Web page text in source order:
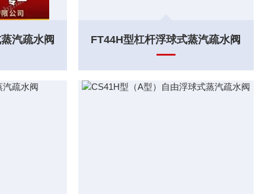
汽疏水阀 FT44H型杠杆浮球式蒸汽疏水阀